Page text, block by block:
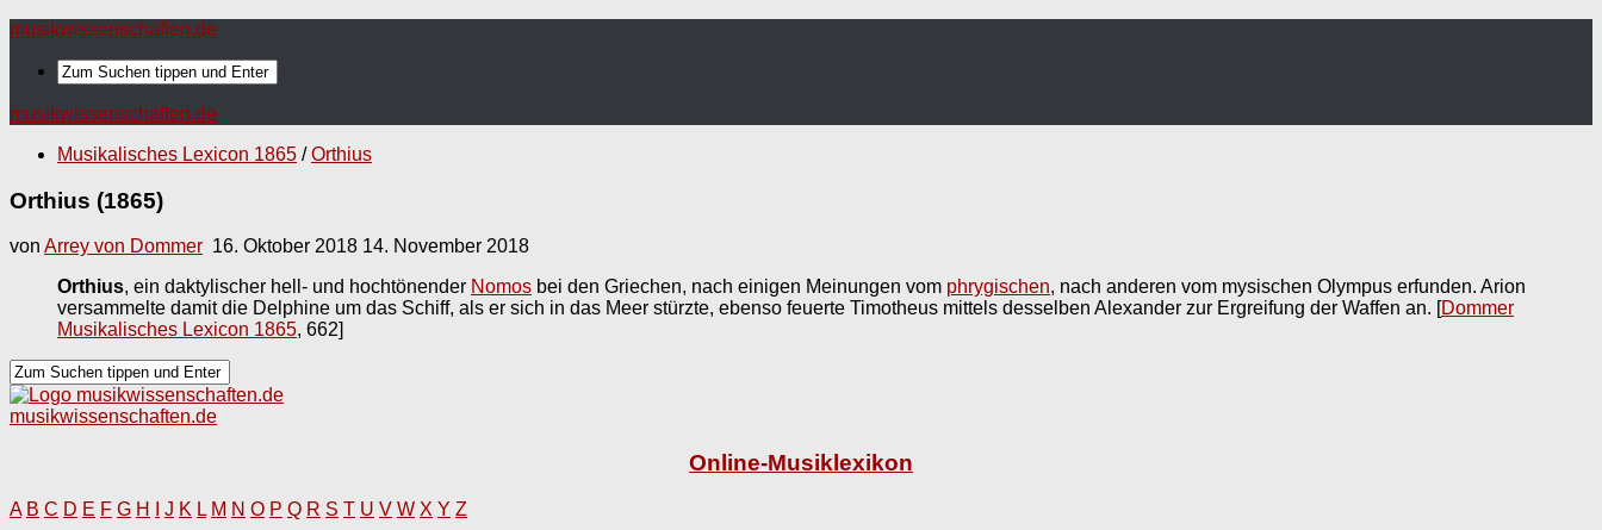
musikwissenschaften.de
musikwissenschaften.de
Musikalisches Lexicon 1865 / Orthius
Orthius (1865)
von Arrey von Dommer 16. Oktober 2018 14. November 2018
Orthius, ein daktylischer hell- und hochtönender Nomos bei den Griechen, nach einigen Meinungen vom phrygischen, nach anderen vom mysischen Olympus erfunden. Arion
versammelte damit die Delphine um das Schiff, als er sich in das Meer stürzte, ebenso feuerte Timotheus mittels desselben Alexander zur Ergreifung der Waffen an. [Dommer
Musikalisches Lexicon 1865, 662]
musikwissenschaften.de
Online-Musiklexikon
A B C D E F G H J K L M N O P Q R S T U V W X Y Z